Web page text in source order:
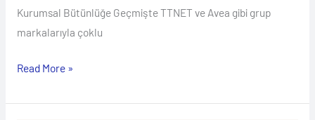
Kurumsal Bütünlüğe Geçmişte TTNET ve Avea gibi grup
markalarıyla çoklu
Read More »